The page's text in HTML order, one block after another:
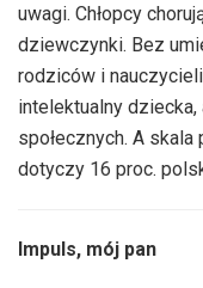
uwagi. Chłopcy
dziewczynki. Bez
rodziców i
intelektualny
społecznych. A skala
dotyczy 16 proc.
Impuls, mój pan